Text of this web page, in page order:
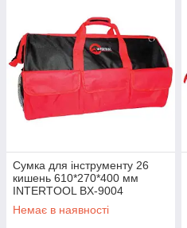
Сумка для інструменту 26
кишень 610*270*400 мм
INTERTOOL BX-9004
Немає в наявності